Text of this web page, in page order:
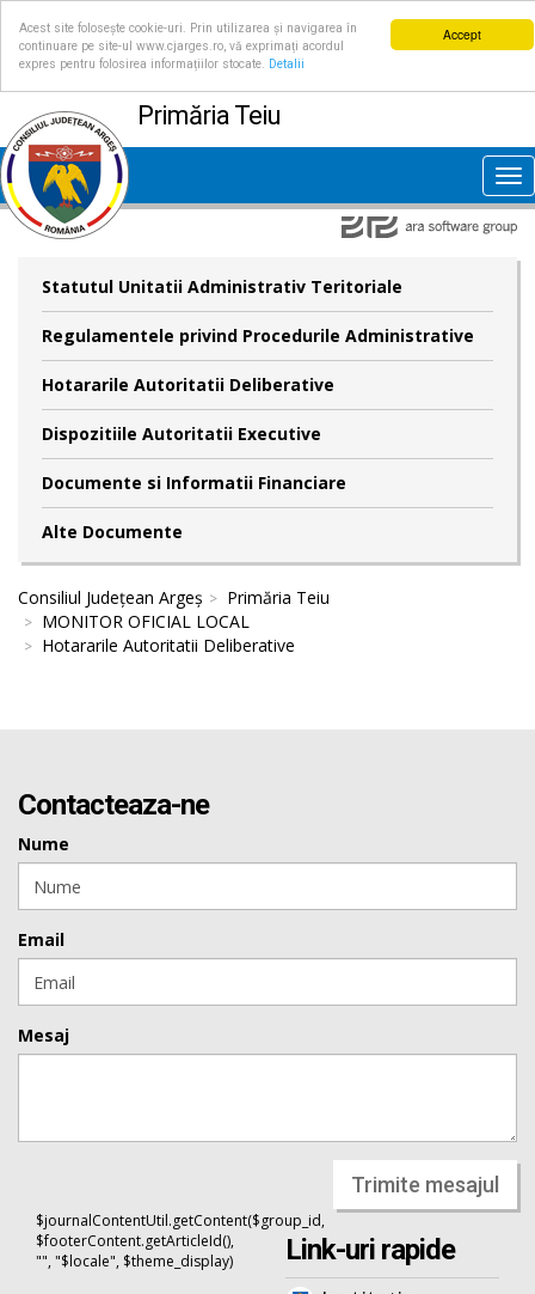
Accept
Acest site folosește cookie-uri. Prin utilizarea și navigarea în
continuare pe site-ul www.cjarges.ro, vă exprimați acordul
expres pentru folosirea informațiilor stocate.
Detalii
Primăria Teiu
Statutul Unitatii Administrativ Teritoriale
Regulamentele privind Procedurile Administrative
Hotararile Autoritatii Deliberative
Dispozitiile Autoritatii Executive
Documente si Informatii Financiare
Alte Documente
Consiliul Județean Argeș
Primăria Teiu
MONITOR OFICIAL LOCAL
Hotararile Autoritatii Deliberative
Contacteaza-ne
Nume
Email
Mesaj
Trimite mesajul
$journalContentUtil.getContent($group_id,
$footerContent.getArticleId(),
"", "$locale", $theme_display)
Link-uri rapide